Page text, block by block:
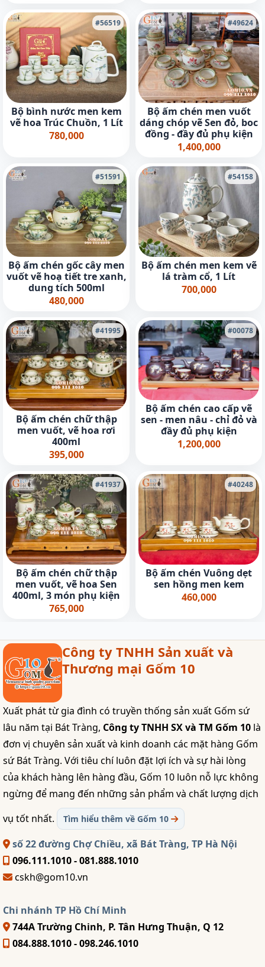
#56519
Bộ bình nước men kem
vẽ hoa Trúc Chuồn, 1 Lít
780,000
#49624
Bộ ấm chén men vuốt
dáng chóp vẽ Sen đỏ, boc
đồng - đầy đủ phụ kiện
1,400,000
#51591
Bộ ấm chén gốc cây men
vuốt vẽ hoạ tiết tre xanh,
dung tích 500ml
480,000
#54158
Bộ ấm chén men kem vẽ
lá tràm cổ, 1 Lít
700,000
#41995
Bộ ấm chén chữ thập
men vuốt, vẽ hoa rơi
400ml
395,000
#00078
Bộ ấm chén cao cấp vẽ
sen - men nâu - chỉ đỏ và
đầy đủ phụ kiện
1,200,000
#41937
Bộ ấm chén chữ thập
men vuốt, vẽ hoa Sen
400ml, 3 món phụ kiện
765,000
#40248
Bộ ấm chén Vuông dẹt
sen hồng men kem
460,000
Công ty TNHH Sản xuất và
Thương mại Gốm 10
Xuất phát từ gia đình có truyền thống sản xuất Gốm sứ
lâu năm tại Bát Tràng, Công ty TNHH SX và TM Gốm 10 là
đơn vị chuyên sản xuất và kinh doanh các mặt hàng Gốm
sứ Bát Tràng. Với tiêu chí luôn đặt lợi ích và sự hài lòng
của khách hàng lên hàng đầu, Gốm 10 luôn nỗ lực không
ngừng để mang đến những sản phẩm và chất lượng dịch
vụ tốt nhất.
Tìm hiểu thêm về Gốm 10
số 22 đường Chợ Chiều, xã Bát Tràng, TP Hà Nội
096.111.1010 - 081.888.1010
cskh@gom10.vn
Chi nhánh TP Hồ Chí Minh
744A Trường Chinh, P. Tân Hưng Thuận, Q 12
084.888.1010 - 098.246.1010